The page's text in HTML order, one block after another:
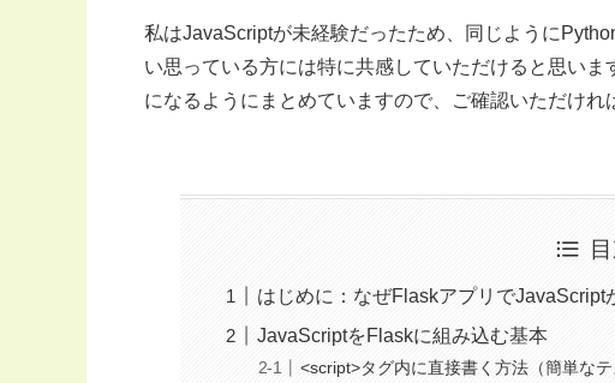
私はJavaScriptが未経験だったため、同じように
い思っている方には特に共感していただけると思い
になるようにまとめていますので、ご確認いただけれ
はじめに：なぜFlaskアプリでJavaScript
JavaScriptをFlaskに組み込む基本
<script>タグ内に直接書く方法（簡単なテ